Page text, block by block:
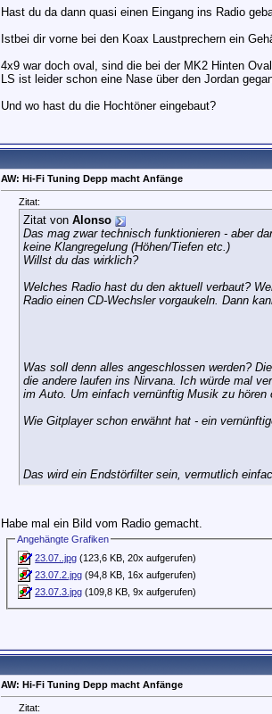
Hast du da dann quasi einen Eingang ins Radio
Istbei dir vorne bei den Koax Laustprechern ein
4x9 war doch oval, sind die bei der MK2 Hinten
LS ist leider schon eine Nase über den Jordan
Und wo hast du die Hochtöner eingebaut?
AW: Hi-Fi Tuning Depp macht Anfänge
Zitat:
Zitat von Alonso
Das mag zwar technisch funktionieren - aber
keine Klangregelung (Höhen/Tiefen etc.)
Willst du das wirklich?
Welches Radio hast du den aktuell verbaut?
Radio einen CD-Wechsler vorgaukeln. Dann
Was soll denn alles angeschlossen werden?
die andere laufen ins Nirvana. Ich würde mal
im Auto. Um einfach vernünftig Musik zu
Wie Gitplayer schon erwähnt hat - ein
Das wird ein Endstörfilter sein, vermutlich
Habe mal ein Bild vom Radio gemacht.
Angehängte Grafiken
23.07..jpg (123,6 KB, 20x aufgerufen)
23.07.2.jpg (94,8 KB, 16x aufgerufen)
23.07.3.jpg (109,8 KB, 9x aufgerufen)
AW: Hi-Fi Tuning Depp macht Anfänge
Zitat: